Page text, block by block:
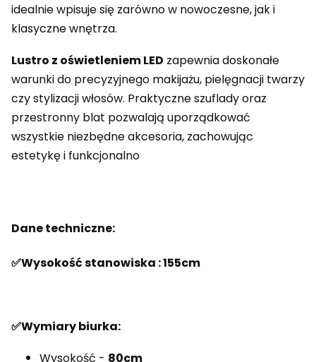
idealnie wpisuje się zarówno w nowoczesne, jak i
klasyczne wnętrza.
Lustro z oświetleniem LED zapewnia doskonałe
warunki do precyzyjnego makijażu, pielęgnacji twarzy
czy stylizacji włosów. Praktyczne szuflady oraz
przestronny blat pozwalają uporządkować
wszystkie niezbędne akcesoria, zachowując
estetykę i funkcjonalno
Dane techniczne:
✅Wysokość stanowiska : 155cm
✅Wymiary biurka:
Wysokość - 80cm